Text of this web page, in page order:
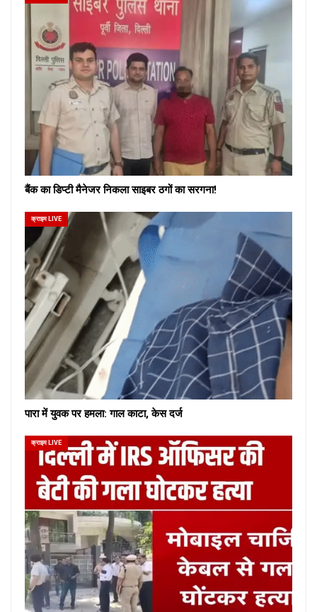
बैंक का डिप्टी मैनेजर निकला साइबर ठगों का सरगना!
क्राइम LIVE
पारा में युवक पर हमला: गाल काटा, केस दर्ज
क्राइम LIVE